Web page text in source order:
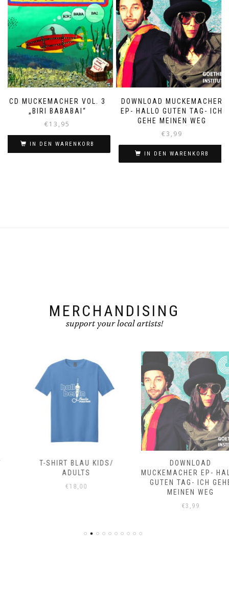
CD MUCKEMACHER VOL. 3
„BIRI BABABAI“
€13,95
IN DEN WARENKORB
DOWNLOAD MUCKEMACHER
EP- HALLO GUTEN TAG- ICH
GEHE MEINEN WEG
€3,99
IN DEN WARENKORB
MERCHANDISING
support your local artists!
T-SHIRT BLAU KIDS/
ADULTS
18,00
DOWNLOAD
MUCKEMACHER EP- HALLO
GUTEN TAG- ICH GEHE
MEINEN WEG